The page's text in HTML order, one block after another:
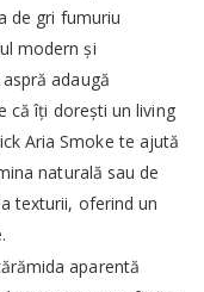
de gri fumuriu
modern și
adaugă
că îți dorești un living
Aria Smoke te ajută
naturală sau de
texturii, oferind un
aparentă